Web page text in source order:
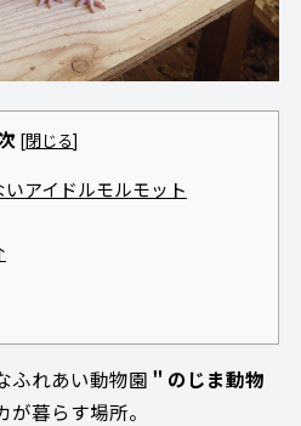
[閉じる]
アイドルモルモット
ふれあい動物園 ＂のじま動物
暮らす場所。